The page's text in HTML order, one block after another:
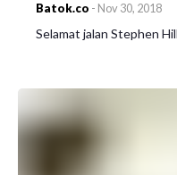
Batok.co - Nov 30, 2018
Selamat jalan Stephen